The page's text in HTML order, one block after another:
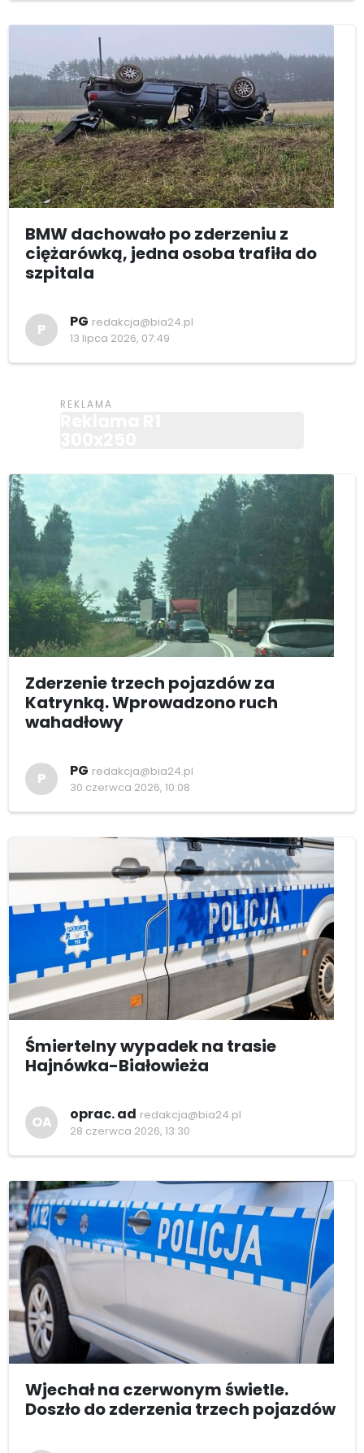
BMW dachowało po zderzeniu z
ciężarówką, jedna osoba trafiła do
szpitala
P PG redakcja@bia24.pl
13 lipca 2026, 07:49
Zderzenie trzech pojazdów za
Katrynką. Wprowadzono ruch
wahadłowy
P PG redakcja@bia24.pl
30 czerwca 2026, 10:08
Śmiertelny wypadek na trasie
Hajnówka-Białowieża
OA oprac. ad redakcja@bia24.pl
28 czerwca 2026, 13:30
Wjechał na czerwonym świetle.
Doszło do zderzenia trzech pojazdów